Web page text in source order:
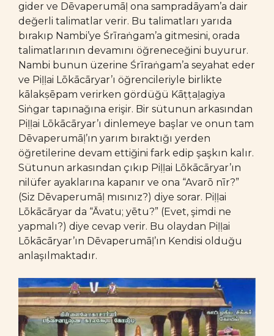
gider ve Dēvaperumāḷ ona sampradāyam’a dair
değerli talimatlar verir. Bu talimatları yarıda
bırakıp Nambi’ye Śrīraṅgam’a gitmesini, orada
talimatlarının devamını öğreneceğini buyurur.
Nambi bunun üzerine Śrīraṅgam’a seyahat eder
ve Piḷḷai Lōkācāryar’ı öğrencileriyle birlikte
kālakṣēpam verirken gördüğü Kāṭṭaḻagiya
Siṅgar tapınağına erişir. Bir sütunun arkasından
Piḷḷai Lōkācāryar’ı dinlemeye başlar ve onun tam
Dēvaperumāḷ’ın yarım bıraktığı yerden
öğretilerine devam ettiğini fark edip şaşkın kalır.
Sütunun arkasından çıkıp Piḷḷai Lōkācāryar’ın
nilüfer ayaklarına kapanır ve ona “Avarō nīr?”
(Siz Dēvaperumāḷ mısınız?) diye sorar. Piḷḷai
Lōkācāryar da “Āvatu; yētu?” (Evet, şimdi ne
yapmalı?) diye cevap verir. Bu olaydan Piḷḷai
Lōkācāryar’ın Dēvaperumāḷ’ın Kendisi olduğu
anlaşılmaktadır.